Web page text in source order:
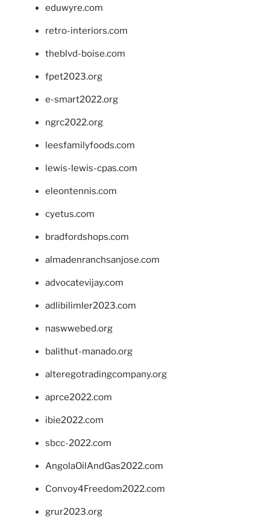
eduwyre.com
retro-interiors.com
theblvd-boise.com
fpet2023.org
e-smart2022.org
ngrc2022.org
leesfamilyfoods.com
lewis-lewis-cpas.com
eleontennis.com
cyetus.com
bradfordshops.com
almadenranchsanjose.com
advocatevijay.com
adlibilimler2023.com
naswwebed.org
balithut-manado.org
alteregotradingcompany.org
aprce2022.com
ibie2022.com
sbcc-2022.com
AngolaOilAndGas2022.com
Convoy4Freedom2022.com
grur2023.org